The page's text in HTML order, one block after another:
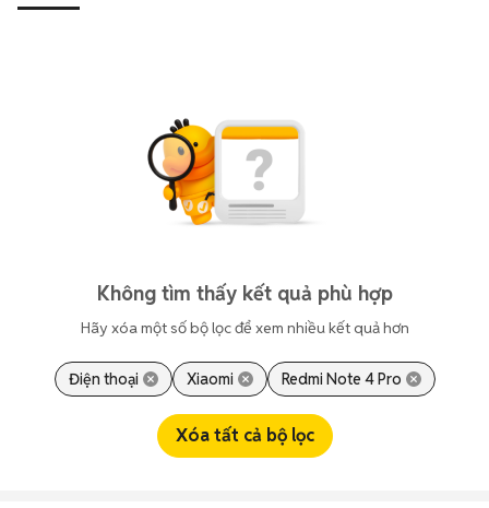
Không tìm thấy kết quả phù hợp
Hãy xóa một số bộ lọc để xem nhiều kết quả hơn
Điện thoại Xiaomi Redmi Note 4 Pro
Xóa tất cả bộ lọc